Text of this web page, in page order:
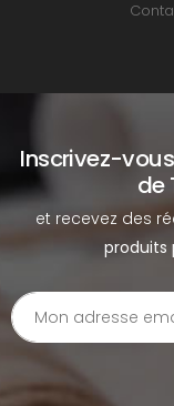
Inscrivez-
de
et recevez des
produits